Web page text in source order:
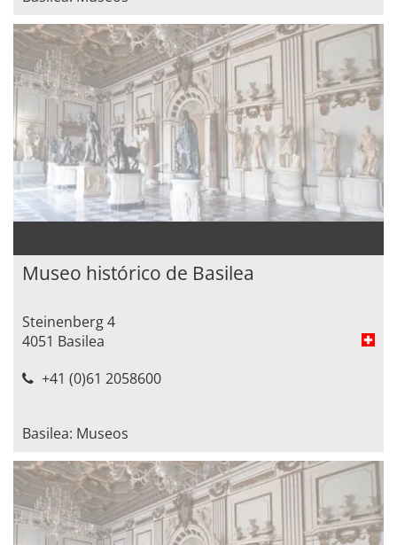
Museo histórico de Basilea
Steinenberg 4
4051 Basilea
+41 (0)61 2058600
Basilea: Museos